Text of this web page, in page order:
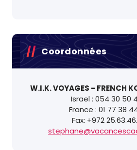
Coordonnées
W.I.K. VOYAGES - FRENCH
Israel : 054 30 50
France : 01 77 38
Fax: +972